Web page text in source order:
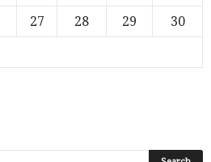
27 28 29
30